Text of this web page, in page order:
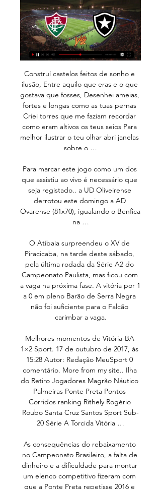
Construí castelos feitos de sonho e ilusão, Entre aquilo que eras e o que gostava que fosses, Desenhei ameias, fortes e longas como as tuas pernas Criei torres que me faziam recordar como eram altivos os teus seios Para melhor ilustrar o teu olhar abri janelas sobre o …

Para marcar este jogo como um dos que assistiu ao vivo é necessário que seja registado.. a UD Oliveirense derrotou este domingo a AD Ovarense (81x70), igualando o Benfica na …

O Atibaia surpreendeu o XV de Piracicaba, na tarde deste sábado, pela última rodada da Série A2 do Campeonato Paulista, mas ficou com a vaga na próxima fase. A vitória por 1 a 0 em pleno Barão de Serra Negra não foi suficiente para o Falcão carimbar a vaga.

Melhores momentos de Vitória-BA 1×2 Sport. 17 de outubro de 2017, às 15:28 Autor: Redação MeuSport 0 comentário. More from my site.. Ilha do Retiro Jogadores Magrão Náutico Palmeiras Ponte Preta Pontos Corridos ranking Rithely Rogério Roubo Santa Cruz Santos Sport Sub-20 Série A Torcida Vitória …

As consequências do rebaixamento no Campeonato Brasileiro, a falta de dinheiro e a dificuldade para montar um elenco competitivo fizeram com que a Ponte Preta repetisse 2016 e ficasse de fora das quartas de final do Paulistão. Com o empate sem gols diante …

Neste sábado (18), Porto e Sporting se enfrentam no Estádio do Dragão, pela 34ª e última rodada do campeonato português. O Torcedores.com mostra como e onde assistir ao jogo AO VIVO na TV. A partida terá transmissão da ESPN. No entanto, é necessário ser assinante do canal, disponível em

Benfica 1 Chaves 1 o pretendido é que fosse somando acumulado por equipa, no caso teríamos a equipa Benfica na segunda vez que aparece na tabela com 2 Alguém …

28 de out de 2019- Explore a pasta "flamengo" de jsserigrafia, seguida por 182 pessoas no Pinterest. Veja mais ideias sobre Flamengo, Clube de regatas flamengo e Flamengo fc.

O jogo entre Atlético-MG x Santos vai ter o acompanhamento da qualidade da Rádio Itatiaia, de Belo Horizonte. Enquanto isso, a equipe GOL DE PLACA da Rádio Nova Estação FM vai comandar o grande clássico entre Corinthians e Flamengo direto do Itaquerão. CONFIRA COBERTURA COMPLETA DA COPA DO BRASIL! FASES ANTERIORES

A ascensão na tabela veio com uma vitória por 1 a nil sobre o Atibaia,. Time rio-clarense ultrapassou o adversário e foi parar dentro da zona de classificação por Agência Futebol InteriorAmericana, SP, 03. O Atibaia visita o XV de Piracicaba no Barão de Serra Negra, enquanto o Velo Clube recebe o …

Fluminense x Botafogo: onde assistir ao vivo, horário e 8 de out. de 2023 — Fluminense e Botafogo se enfrentam neste domingo, às 16h (de Brasília), no Maracanã, em jogo válido pela 26ª rodada do Brasileirão.

Fluminense x Botafogo ao vivo: onde assistir ao jogo do 8 de out. de 2023 — Marcado para o Estádio Maracanã, no Rio de Janeiro (RJ), o clássico será transmitido ao vivo no Globoplay — plataforma que retransmite online e ...

Barra da Tijuca. 6. 202285884. Lindos filhotes de York Bevier. Studio. Particular. Rio de Janeiro RJ. R$1.500. Lindos filhotes de York Bevier, vacinados e vermifugados, Com tratamento preventivo de giardia e de pulga e carrapato. São doceis e mt carinhosos. Tenho 2 fêmeaa e 1 macho.

Cd Alcains. Estádio Municipal Oliveira Hospital. Gd Peniche. 0 - 1 16 dez Anadia Fc. Estádio Grupo Desportivo Peniche. Gs Loures. 0 - 1 16 dez Cd Fátima, Sad. Campo José Silva Faria. Sport Benf. Cast. Branco. 0 - 0 16 dez.

Fluminense x Botafogo: Saiba onde assistir partida deste há 13 horas — A partida entre Fluminense x Botafogo terá transmissão ao vivo pelo site do Bolavip Brasil a partir das 14h30, com atualizações desde o pré-jogo ...

TERÇA, 21 Série B do Brasileiro 19h15 Brasil de Pelotas x Paysandu Transmissão:. Cronograma dos jogos com transmissão ao vivo neste meio de semana. 21/08/2018 às 14h53 - FUTEBOL. TERÇA, 21.. Site de notícias do Club de Regatas Vasco da Gama.

Passagem de ônibus de Santos, SP para Rodoviária Jabaquara, SP. Horário de ônibus e preço das passagens da Cometa saindo de Santos, SP para Rodoviária Jabaquara, SP

O Paraná Clube foi fundado em 19 de dezembro de 1989, fruto da união de forças entre Colorado e Pinh... Ver mais. Comunidade Ver Tudo.. CRB - Clube de Regatas Brasil. Clube desportivo. Athletico Paranaense. Equipa desportiva. Paraná Clube Memes. Equipa desportiva profissional. Paranautas. Equipa desportiva.

Registro profissional: OAB/SP N° 75.916 58 a. nascimento da atriz brasileira BIA SEIDL em 19 de setembro de 1961. 56 a. nasce DAVID SEAMAN, ex-goleiro inglês, em 19 de setembro de 1963. 56 a. das anotações feitas em 19 de setembro de 1963 (quinta-feira).

pÉssima!!!! o pÓs venda, É caso de polÍcia. adquiri um semi-novo na saint germann (barra da tijuca), depois de jogo de empurra, nÃo resolveram os problemas que foram alertados na compra e a documentaÇÃo, nada e exigiram que eu pagasse r$990,00 para transferencia; o quÊ É ilegal. estou recorrendo ao judiciÁrio

Fluminense x Botafogo: onde assistir ao vivo e horário 8 de out. de 2023 — Jogo do Brasileirão entre Fluminense e Botafogo será disputado hoje, 08, e terá transmissão ao vivo. Confira onde assistir e horário.

Jogo do Botafogo hoje: onde assistir ao vivo Onde assistir ao jogo do Botafogo hoje ao vivo: em qual canal vai passar. O jogo entre Fluminense x Botafogo terá transmissão ao vivo pela Band (TV aberta), ...

CRB - Clube de Regatas Brasil – Jaraguá, 57022-710 Maceió – Classificada com 4.6 com base em 834 críticas "Boa madrugada certos grupos do zap com pessoas...

Quem não gostaria de passar férias nas praias quentinhas e cristalinas de Porto Rico? Sem falar na areia branquinha e fina, recortada por sombras de palmeiras. A grama do vizinho realmente parece mais verde, ou melhor, as águas parecem mais azuis que as nossas. Mas só parecem, porque não é preciso sair do Brasil para ter tudo isso!

Botafogo x Fluminense: onde assistir ao vivo e horário do 20 de mai. de 2023 — Botafogo e Fluminense se enfrentam pela sétima rodada do Campeonato Brasileiro neste sábado. Veja onde assistir ao vivo e horário da ...

Ora boa noite, eu sou o Ribau, tenho 18 anos, sou da Gafanha e monto com muito orgulho uma Sachs, como sou muito novo ainda ando de 50cc, dentro de um tempo irei começar a pensar em arranjar algo maior para vos acompanhar :b , posso não ir a passeios mas posso ir a encontros tal como Domingos de …

Pesquise e navegue pelos Códigos Postais de Barra da Tijuca, Rio de Janeiro. Encontre as ruas de cada código postal, por exemplo, 22611-280, Rua Calheiros Gomes! Mapa disponível!

Com a vitória sobre a Ponte Preta, os Meninos da Vila conquistaram os primeiros três pontos desta segunda fase. Além da equipe de Campinas, fazem parte do Grupo A, São Bernardo e Primavera. Confira como ficou a classificação: 1º São Bernardo e 2º Santos FC (3 pontos), 3º Ponte Preta e 4º Primavera (não pontuaram).

O Corinthians terá uma maratona de mais 16 jogos, em meio e fim de semana, até a pausa para a Copa do Mundo, no meio de junho. A última semana cheia de treinos que o Timão teve foi entre a final do Paulistão e a estreia do Brasileirão.

As derrotas recentes custaram caro ao Paraná, que deixou o G4 e viu concorrentes diretos subirem na tabela. A chance de mudar isso e voltar para o grupo de acesso é neste sábado (3), na Vila Capanema, quando o Tricolor encara o América-MG, às 17h, pela 14ª rodada da Série B. O …

Título: Estágio - Administração - Barra da Tijuca Descrição: EDITORA NA BARRA DA TIJUCA SELECIONA ESTUDANTES DE ADMINISTRAÇÃO, 3º AO 7º PERÍODO, PARA ESTÁGIO. ATIVIDADES: PROCESSOS DE CONTROLES E ARQUIVAMENTO DE DOCUMENTOS;. basta procurar por SANDRA MARA ou LISTA DA SANDRA MARA. Fique conectado.

Onde assistir ao vivo Fluminense x Botafogo - Jogos Jogo do Fluminense ao vivo: veja onde assistir Fluminense x Botafogo na TV e online em amistoso para o Campeonato Brasileiro. Posted by Rafael 25/07/2020 Ultima ...

Academias em Vila Sao Carlos em Guarulhos, SP. Encontre endereço, telefone, fotos, opiniões e compre acesso diário ou ilimitado para estas academias!

Resultado ao intervalo: Oliveirense 0-0 Benfica B. 40' C. Cañiza . 33' Oliveirense muito perto de marcar! Melhor oportunidade de golo até agora, com uma sucessão de cantos a levar por fim Diogo a cabecear com selo de golo, não fosse o providencial corte de Luís …

Fluminense x Botafogo: onde assistir, horário e escalação 8 de out. de 2023 — LOCAL: Estádio do Maracanã, no Rio. ONDE ASSISTIR FLUMINENSE X BOTAFOGO AO VIVO. Premiere. ESCALAÇÕES DE FLUMINENSE E BOTAFOGO. FLUMINENSE: ...

Encontre aqui artigo e equipamento para telecomunicações, PABX, central telefônica e outros em Barra da Tijuca no Rio de Janeiro TeleListas.net

Beta Espirito Santo está no Facebook. Adere ao Facebook para te ligares a Beta Espirito Santo e a outras pessoas que talvez conheças. O Facebook dá às...

Faça o download ou Leia Online livros em Epub, PDF e mobi. São livros para iPad, livros para Android, livros para kindle, livros para Kobo, livros online.

A Costa do Marfim é o maior produtor e exportador de cacau do mundo. Entre os principais produtos de exportação estão: banana, abacaxi, café e, até a segunda metade do século XX, era o maior explorador de marfim, daí o nome do país. Demografia 76% da população é cidadã da Costa do Marfim e fala, predominantemente, francês.

oportunidades no a lgarve no m imÓveis encontra boas oportunidades em todo o paÍs. conheÇa aqui as oportunidades no algarve, em campanha atÉ 30 de setembro de 2014.

CONTATE-NOS. Padroeiro da comunidade, São Pedro e São Paulo: Pedro homem de vida simples, e seu sustento vinha da pesca, porém largou sua vida de pescador para seguir Jesus Cristo, segundo a Bíblia Pedro negou Jesus 3 vezes, entretanto foi um grande profeta.

Aqui você aprende como assistir a São Caetano x Criciúma ao vivo, online e grátis. O jogo da Copa do Brasil, será disputado dia 07/02/2018 às 19:30 hs. 15 minutos antes do horário você já pode ligar seu computador, tablet ou smartfon